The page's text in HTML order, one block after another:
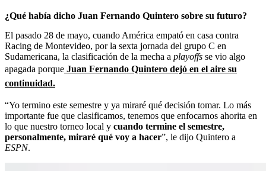
¿Qué había dicho Juan Fernando Quintero sobre su futuro?
El pasado 28 de mayo, cuando América empató en casa contra
Racing de Montevideo, por la sexta jornada del grupo C en
Sudamericana, la clasificación de la mecha a playoffs se vio algo
apagada porque Juan Fernando Quintero dejó en el aire su
continuidad.
“Yo termino este semestre y ya miraré qué decisión tomar. Lo más
importante fue que clasificamos, tenemos que enfocarnos ahorita en
lo que nuestro torneo local y cuando termine el semestre,
personalmente, miraré qué voy a hacer”, le dijo Quintero a
ESPN.